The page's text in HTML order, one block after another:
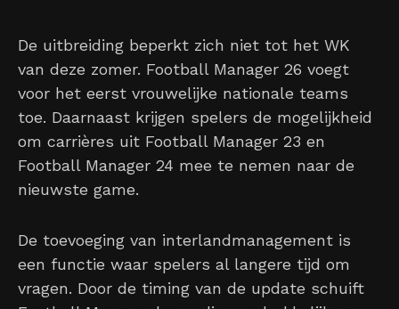
De uitbreiding beperkt zich niet tot het WK
van deze zomer. Football Manager 26 voegt
voor het eerst vrouwelijke nationale teams
toe. Daarnaast krijgen spelers de mogelijkheid
om carrières uit Football Manager 23 en
Football Manager 24 mee te nemen naar de
nieuwste game.
De toevoeging van interlandmanagement is
een functie waar spelers al langere tijd om
vragen. Door de timing van de update schuift